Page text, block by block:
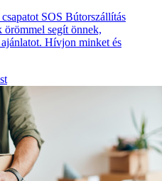
SOS Bútorszállítás
örömmel segít önnek,
Hívjon minket és